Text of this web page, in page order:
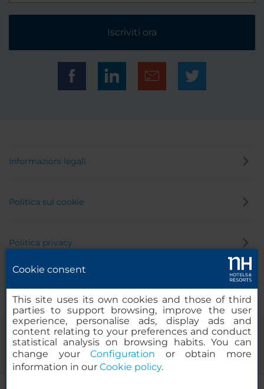
Iscriviti ora
Informazioni legali
Politica sui cookie
Politica privacy
Cookie consent
This site uses its own cookies and those of third
parties to support browsing, improve the user
experience, personalise ads, display ads and
content relating to your preferences and conduct
statistical analysis on browsing habits. You can
change yourConfiguration or obtain more
information in our Cookie policy.